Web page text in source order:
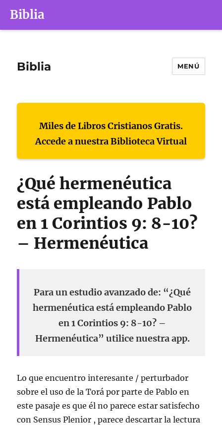
Biblia
Biblia MENÚ
Miles de Libros Cristianos Gratis.
Accede a nuestra Biblioteca Virtual
¿Qué hermenéutica
está empleando Pablo
en 1 Corintios 9: 8-10?
– Hermenéutica
Para un estudio avanzado de: “¿Qué
hermenéutica está empleando Pablo
en 1 Corintios 9: 8-10? –
Hermenéutica” utilice nuestra app.
Lo que encuentro interesante / perturbador
sobre el uso de la Torá por parte de Pablo en
este pasaje es que él no parece estar satisfecho
con Sensus Plenior , parece descartar la lectura